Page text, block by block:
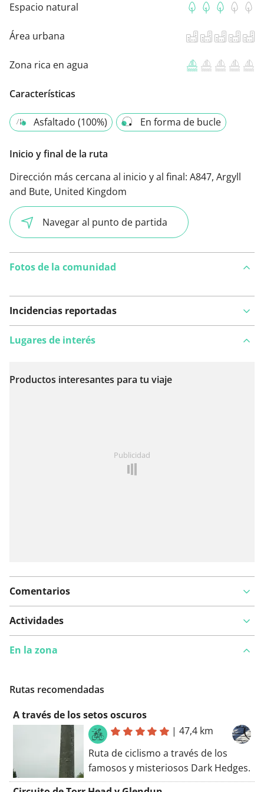
Espacio natural
Área urbana
Zona rica en agua
Características
Asfaltado (100%) En forma de bucle
Inicio y final de la ruta
Dirección más cercana al inicio y al final: A847, Argyll
and Bute, United Kingdom
Navegar al punto de partida
Fotos de la comunidad
Incidencias reportadas
Ver en el mapa
Lugares de interés
Productos interesantes para tu viaje
Publicidad
Comentarios
Actividades
En la zona
Rutas recomendadas
A través de los setos oscuros
|47,4 km
Ruta de ciclismo a través de los
famosos y misteriosos Dark Hedges.